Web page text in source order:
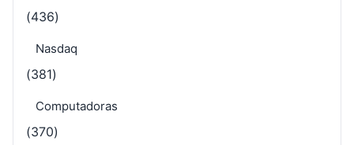
(436)
Nasdaq
(381)
Computadoras
(370)